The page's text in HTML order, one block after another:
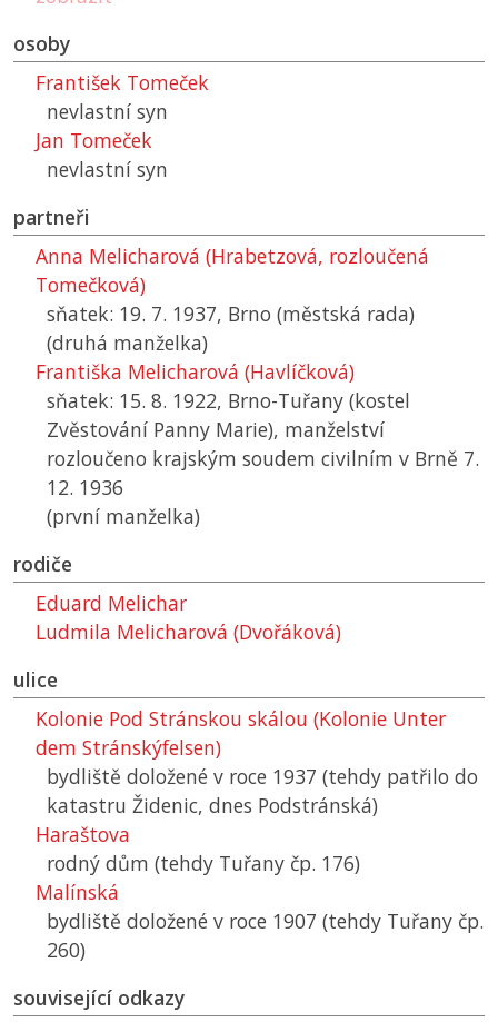
osoby
František Tomeček
nevlastní syn
Jan Tomeček
nevlastní syn
partneři
Anna Melicharová (Hrabetzová, rozloučená
Tomečková)
sňatek: 19. 7. 1937, Brno (městská rada)
(druhá manželka)
Františka Melicharová (Havlíčková)
sňatek: 15. 8. 1922, Brno-Tuřany (kostel
Zvěstování Panny Marie), manželství
rozloučeno krajským soudem civilním v Brně 7.
12. 1936
(první manželka)
rodiče
Eduard Melichar
Ludmila Melicharová (Dvořáková)
ulice
Kolonie Pod Stránskou skálou (Kolonie Unter
dem Stránskýfelsen)
bydliště doložené v roce 1937 (tehdy patřilo do
katastru Židenic, dnes Podstránská)
Haraštova
rodný dům (tehdy Tuřany čp. 176)
Malínská
bydliště doložené v roce 1907 (tehdy Tuřany čp.
260)
související odkazy